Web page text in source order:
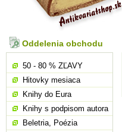
Oddelenia obchodu
50 - 80 % ZĽAVY
Hitovky mesiaca
Knihy do Eura
Knihy s podpisom autora
Beletria, Poézia